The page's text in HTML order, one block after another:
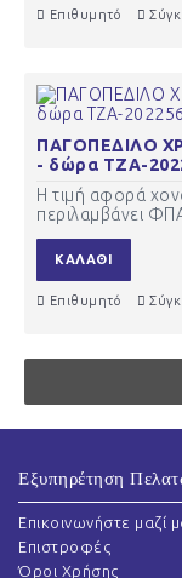
Επιθυμητό
ΠΑΓΟΠΕΔΙΛΟ
- δώρα ΤΖΑ-
Η τιμή αφορά
περιλαμβάνει
ΚΑΛΆΘΙ
Επιθυμητό
Εξυπηρέτηση
Επικοινωνήστε μαζί
Επιστροφές
Όροι Χρήσης